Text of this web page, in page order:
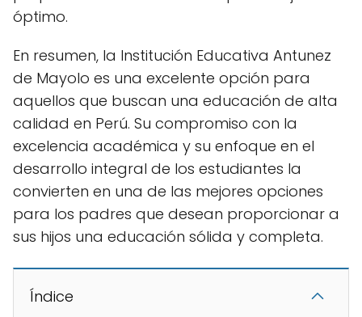
óptimo.
En resumen, la Institución Educativa Antunez
de Mayolo es una excelente opción para
aquellos que buscan una educación de alta
calidad en Perú. Su compromiso con la
excelencia académica y su enfoque en el
desarrollo integral de los estudiantes la
convierten en una de las mejores opciones
para los padres que desean proporcionar a
sus hijos una educación sólida y completa.
Índice